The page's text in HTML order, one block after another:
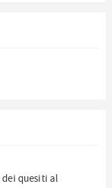
quesiti al